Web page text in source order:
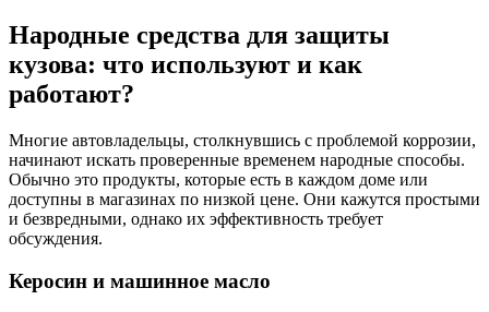
Народные средства для защиты
кузова: что используют и как
работают?
Многие автовладельцы, столкнувшись с проблемой коррозии,
начинают искать проверенные временем народные способы.
Обычно это продукты, которые есть в каждом доме или
доступны в магазинах по низкой цене. Они кажутся простыми
и безвредными, однако их эффективность требует
обсуждения.
Керосин и машинное масло